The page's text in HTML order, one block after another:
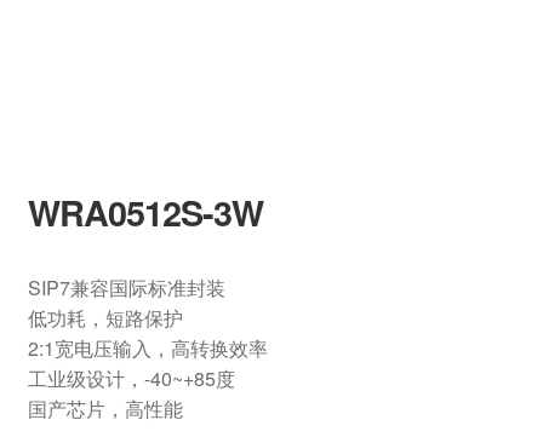
WRA0512S-3W
SIP7兼容国际标准封装
低功耗，短路保护
2:1宽电压输入，高转换效率
工业级设计，-40~+85度
国产芯片，高性能